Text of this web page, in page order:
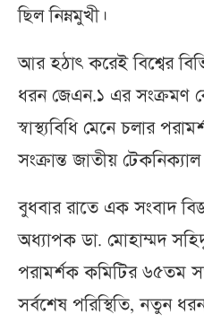
ছিল নিম্নমুখী।
আর হঠাৎ করেই বিশ্বের
ধরন জেএন.১ এর সংক্রমণ
স্বাস্থ্যবিধি মেনে চলার
সংক্রান্ত জাতীয়
বুধবার রাতে এক সংবাদ
অধ্যাপক ডা. মোহাম্মদ
পরামর্শক কমিটির ৬৫তম
সর্বশেষ পরিস্থিতি, নতুন ধরন